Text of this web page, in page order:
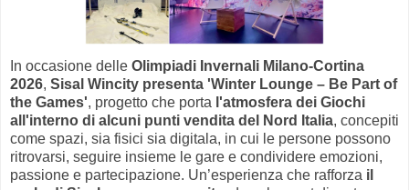
In occasione delle Olimpiadi Invernali Milano-Cortina
2026, Sisal Wincity presenta 'Winter Lounge – Be Part of
the Games', progetto che porta l'atmosfera dei Giochi
all'interno di alcuni punti vendita del Nord Italia, concepiti
come spazi, sia fisici sia digitala, in cui le persone possono
ritrovarsi, seguire insieme le gare e condividere emozioni,
passione e partecipazione. Un’esperienza che rafforza il